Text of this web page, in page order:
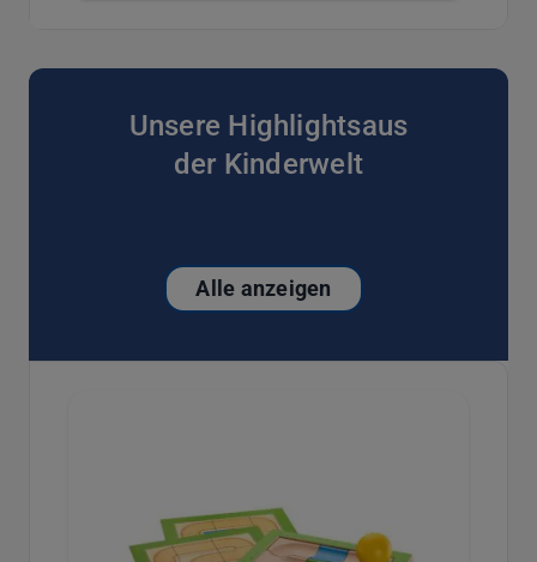
Unsere Highlightsaus
der Kinderwelt
Alle anzeigen